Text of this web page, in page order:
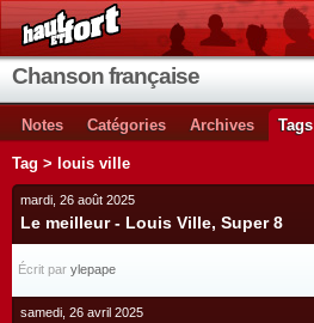
Chanson française
Notes Catégories Archives Tags
Tag > louis ville
mardi, 26 août 2025
Le meilleur - Louis Ville, Super 8
Écrit par ylepape
samedi, 26 avril 2025